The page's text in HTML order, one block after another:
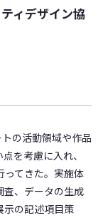
ィデザイン協
の活動領域や作品
を考慮に入れ、
ってきた。実施体
査、データの生成
示の記述項目策